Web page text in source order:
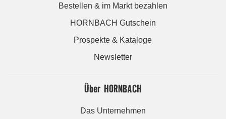
Bestellen & im Markt bezahlen
HORNBACH Gutschein
Prospekte & Kataloge
Newsletter
Über HORNBACH
Das Unternehmen